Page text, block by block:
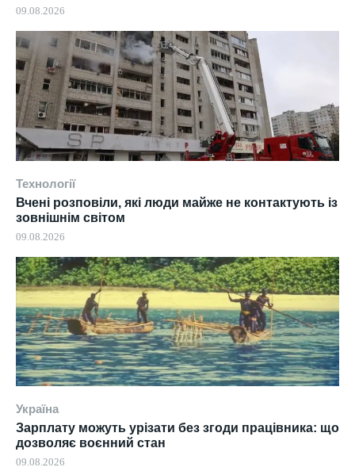
09.08.2026
Технології
Вчені розповіли, які люди майже не контактують із
зовнішнім світом
09.08.2026
Україна
Зарплату можуть урізати без згоди працівника: що
дозволяє воєнний стан
09.08.2026